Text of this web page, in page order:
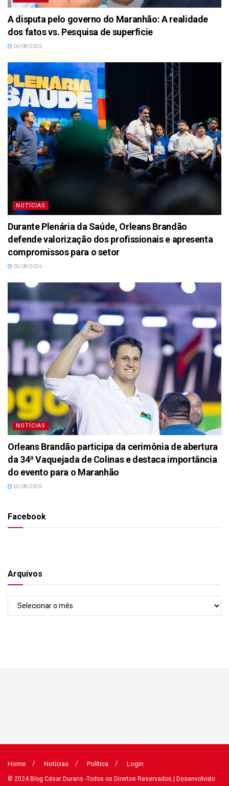
A disputa pelo governo do Maranhão: A realidade
dos fatos vs. Pesquisa de superficie
06/08/2026
NOTÍCIAS
Durante Plenária da Saúde, Orleans Brandão
defende valorização dos profissionais e apresenta
compromissos para o setor
05/08/2026
NOTÍCIAS
Orleans Brandão participa da cerimônia de abertura
da 34ª Vaquejada de Colinas e destaca importância
do evento para o Maranhão
02/08/2026
Facebook
Arquivos
Home Notícias Política Login
© 2024Blog César Durans -Todos os Direitos Reservados | Desenvolvido